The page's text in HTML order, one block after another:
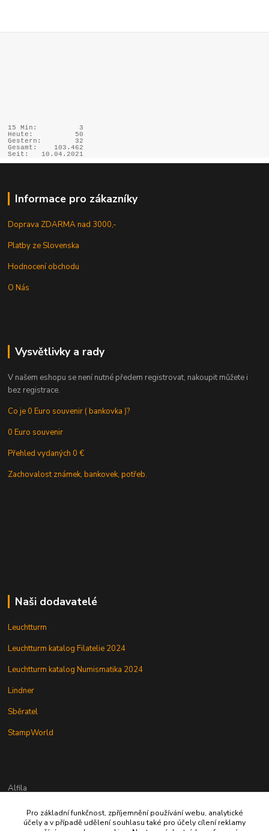
15 Min:
3
Heute:
50
Gestern:
32
Gesamt:
103.462
Seit:
10.04.2021
Informace pro zákazníky
Doprava ZDARMA nad 3000,-
Platby ze Slovenska
Hodnocení obchodu
O Nás
Vysvětlivky a rady
V našem eshopu se není nutné předem registrovat, nakoupit můžete i
bez registrace.
Co je 0 Euro souvenir ( bankovka )?
0 Euro souvenir
Přehled vydaných 0 €
Zachovalost známek, bankovek, potřeb.
Naši dodavatelé
Leuchtturm
Leuchtturm katalog Filatelie 2024
Leuchtturm katalog Numismatika 2024
Lindner
Sběratel
StampWorld
Alfila
777 326 454
Pro základní funkčnost, zpříjemnění používání webu, analytické
účely a v případě udělení souhlasu také pro účely cílení reklamy